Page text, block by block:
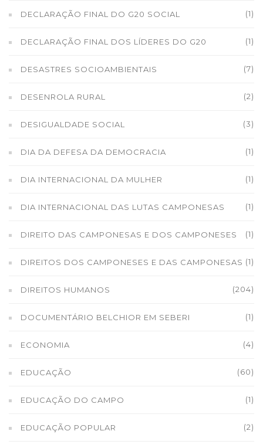
DECLARAÇÃO FINAL DO G20 SOCIAL (1)
DECLARAÇÃO FINAL DOS LÍDERES DO G20 (1)
DESASTRES SOCIOAMBIENTAIS (7)
DESENROLA RURAL (2)
DESIGUALDADE SOCIAL (3)
DIA DA DEFESA DA DEMOCRACIA (1)
DIA INTERNACIONAL DA MULHER (1)
DIA INTERNACIONAL DAS LUTAS CAMPONESAS (1)
DIREITO DAS CAMPONESAS E DOS CAMPONESES (1)
DIREITOS DOS CAMPONESES E DAS CAMPONESAS (1)
DIREITOS HUMANOS (204)
DOCUMENTÁRIO BELCHIOR EM SEBERI (1)
ECONOMIA (4)
EDUCAÇÃO (60)
EDUCAÇÃO DO CAMPO (1)
EDUCAÇÃO POPULAR (2)